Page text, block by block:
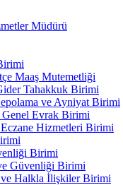
Müdürü
Maaş Mutemetliği
Tahakkuk Birimi
ve Ayniyat Birimi
Genel Evrak Birimi
Hizmetleri Birimi
Birimi
Güvenliği Birimi
ve Halkla İlişkiler Birimi